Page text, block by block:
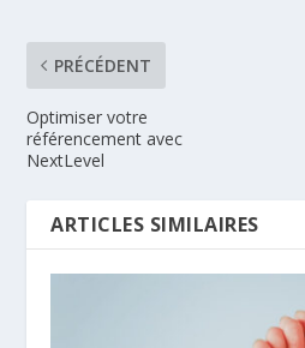
PRÉCÉDENT
Optimiser votre
référencement avec
NextLevel
ARTICLES SIMILAIRES